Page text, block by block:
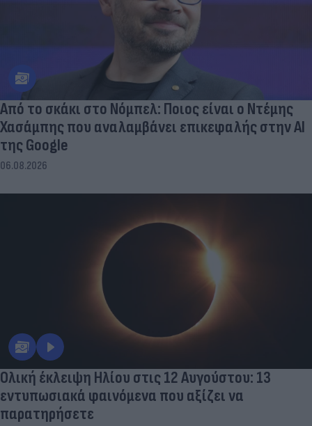
Από το σκάκι στο Νόμπελ: Ποιος είναι ο Ντέμης
Χασάμπης που αναλαμβάνει επικεφαλής στην ΑΙ
της Google
06.08.2026
Ολική έκλειψη Ηλίου στις 12 Αυγούστου: 13
εντυπωσιακά φαινόμενα που αξίζει να
παρατηρήσετε